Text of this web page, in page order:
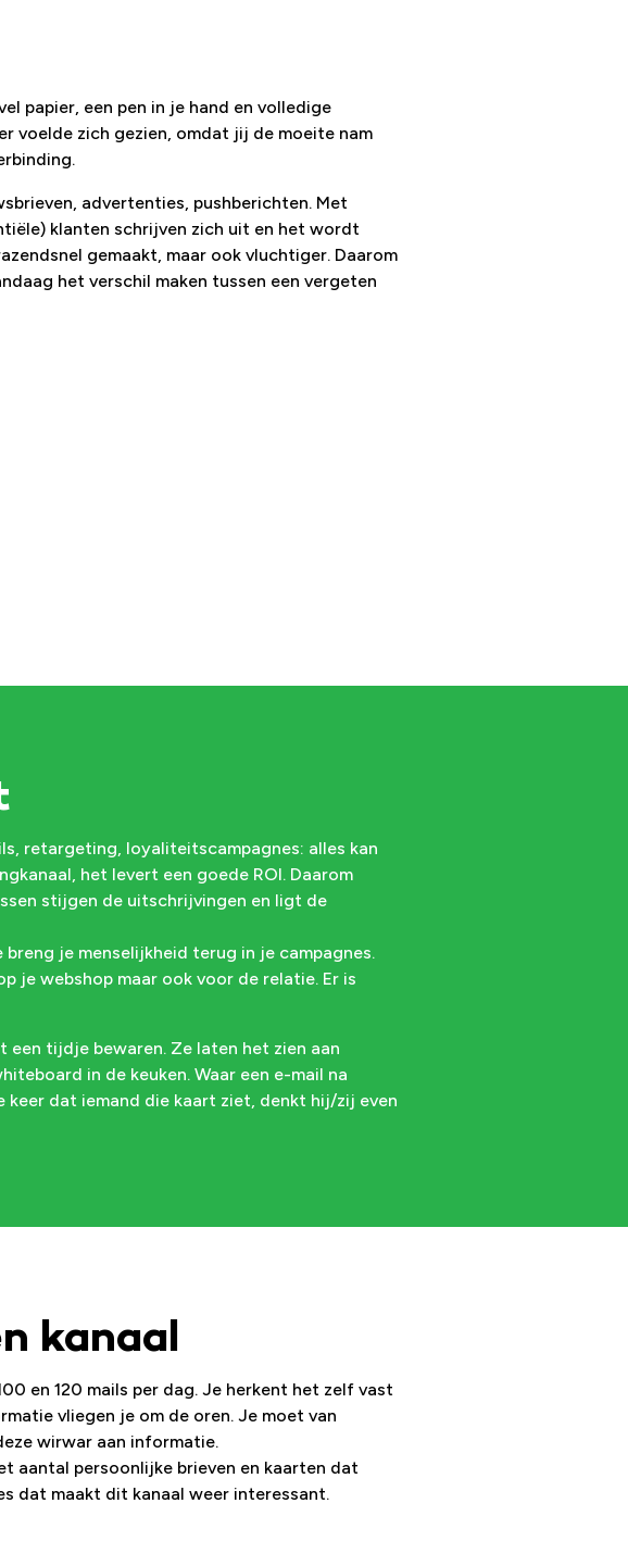
papier, een pen in je hand en volledige
voelde zich gezien, omdat jij de moeite nam
advertenties, pushberichten. Met
klanten schrijven zich uit en het wordt
gemaakt, maar ook vluchtiger. Daarom
het verschil maken tussen een vergeten
retargeting, loyaliteitscampagnes: alles kan
het levert een goede ROI. Daarom
stijgen de uitschrijvingen en ligt de
je menselijkheid terug in je campagnes.
je webshop maar ook voor de relatie. Er is
een tijdje bewaren. Ze laten het zien aan
in de keuken. Waar een e-mail na
dat iemand die kaart ziet, denkt hij/zij even
kanaal
en 120 mails per dag. Je herkent het zelf vast
vliegen je om de oren. Je moet van
wirwar aan informatie.
aantal persoonlijke brieven en kaarten dat
dat maakt dit kanaal weer interessant.